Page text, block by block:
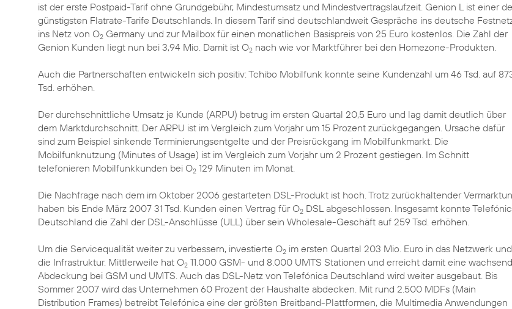
ist der erste Postpaid-Tarif ohne Grundgebühr, Mindestumsatz und Mindestvertragslaufzeit. Genion L ist einer
günstigsten Flatrate-Tarife Deutschlands. In diesem Tarif sind deutschlandweit Gespräche ins deutsche
ins Netz von O2 Germany und zur Mailbox für einen monatlichen Basispreis von 25 Euro kostenlos. Die Zahl der
Genion Kunden liegt nun bei 3,94 Mio. Damit ist O2 nach wie vor Marktführer bei den Homezone-Produkten.
Auch die Partnerschaften entwickeln sich positiv: Tchibo Mobilfunk konnte seine Kundenzahl um 46 Tsd. auf
Tsd. erhöhen.
Der durchschnittliche Umsatz je Kunde (ARPU) betrug im ersten Quartal 20,5 Euro und lag damit deutlich über
dem Marktdurchschnitt. Der ARPU ist im Vergleich zum Vorjahr um 15 Prozent zurückgegangen. Ursache dafür
sind zum Beispiel sinkende Terminierungsentgelte und der Preisrückgang im Mobilfunkmarkt. Die
Mobilfunknutzung (Minutes of Usage) ist im Vergleich zum Vorjahr um 2 Prozent gestiegen. Im Schnitt
telefonieren Mobilfunkkunden bei O2 129 Minuten im Monat.
Die Nachfrage nach dem im Oktober 2006 gestarteten DSL-Produkt ist hoch. Trotz zurückhaltender
haben bis Ende März 2007 31 Tsd. Kunden einen Vertrag für O2 DSL abgeschlossen. Insgesamt konnte
Deutschland die Zahl der DSL-Anschlüsse (ULL) über sein Wholesale-Geschäft auf 259 Tsd. erhöhen.
Um die Servicequalität weiter zu verbessern, investierte O2 im ersten Quartal 203 Mio. Euro in das Netzwerk und
die Infrastruktur. Mittlerweile hat O2 11.000 GSM- und 8.000 UMTS Stationen und erreicht damit eine
Abdeckung bei GSM und UMTS. Auch das DSL-Netz von Telefónica Deutschland wird weiter ausgebaut. Bis
Sommer 2007 wird das Unternehmen 60 Prozent der Haushalte abdecken. Mit rund 2.500 MDFs (Main
Distribution Frames) betreibt Telefónica eine der größten Breitband-Plattformen, die Multimedia Anwendungen